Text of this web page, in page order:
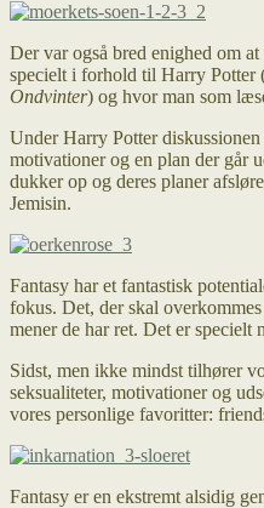
Der var også bred enighed om
specielt i forhold til Harry Potter
Ondvinter) og hvor man som
Under Harry Potter
motivationer og en plan der går
dukker op og deres planer
Jemisin.
Fantasy har et fantastisk
fokus. Det, der skal
mener de har ret. Det er
Sidst, men ikke mindst tilhører
seksualiteter, motivationer og
vores personlige favoritter:
Fantasy er en ekstremt alsidig